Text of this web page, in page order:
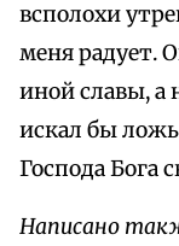
всполохи
меня радует.
иной славы, а
искал бы
Господа Бога
Написано